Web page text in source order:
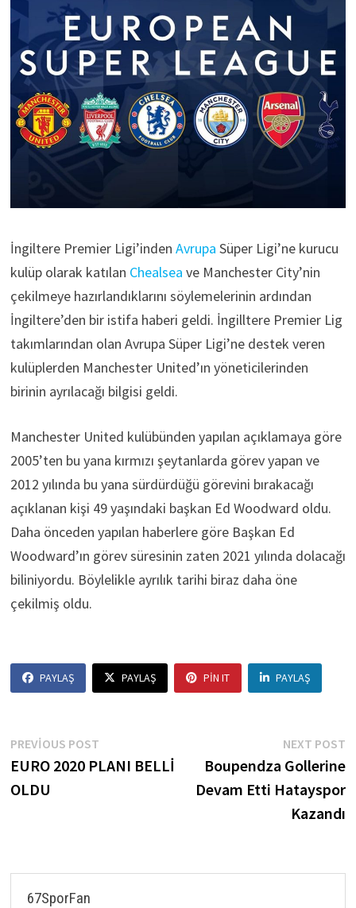
İngiltere Premier Ligi’inden Avrupa Süper Ligi’ne kurucu
kulüp olarak katılan Chealsea ve Manchester City’nin
çekilmeye hazırlandıklarını söylemelerinin ardından
İngiltere’den bir istifa haberi geldi. İngilltere Premier Lig
takımlarından olan Avrupa Süper Ligi’ne destek veren
kulüplerden Manchester United’ın yöneticilerinden
birinin ayrılacağı bilgisi geldi.
Manchester United kulübünden yapılan açıklamaya göre
2005’ten bu yana kırmızı şeytanlarda görev yapan ve
2012 yılında bu yana sürdürdüğü görevini bırakacağı
açıklanan kişi 49 yaşındaki başkan Ed Woodward oldu.
Daha önceden yapılan haberlere göre Başkan Ed
Woodward’ın görev süresinin zaten 2021 yılında dolacağı
biliniyordu. Böylelikle ayrılık tarihi biraz daha öne
çekilmiş oldu.
PAYLAŞ PAYLAŞ PIN IT PAYLAŞ
Yazı
gezinmesi
PREVIOUS POSTPrevious
post:
EURO 2020 PLANI BELLİ
OLDU
NEXT POST
Boupendza Gollerine
Devam Etti Hatayspor
Kazandı
67SporFan